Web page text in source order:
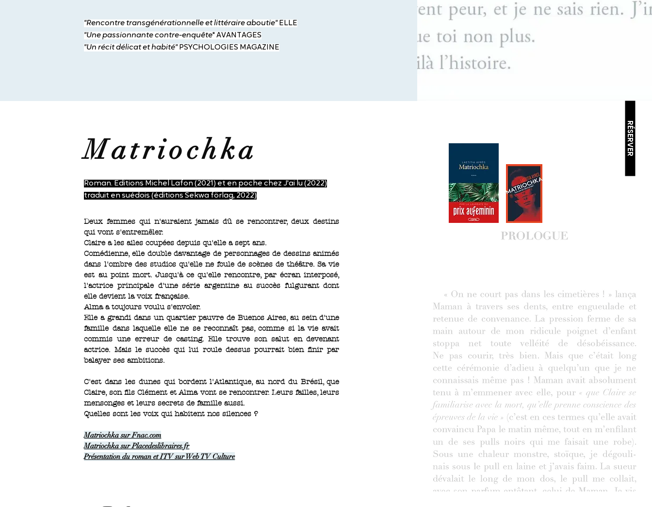
RÉSERVER
"Rencontre transgénérationnelle et littéraire aboutie"ELLE
"Une passionnante contre-enquête" AVANTAGES
"Un récit délicat et habité"PSYCHOLOGIES MAGAZINE
Matriochka
Roman. Éditions Michel Lafon (2021) et en poche chez J'ai lu (2022)
traduit en suédois (éditions Sekwa förlag, 2022)
Deux femmes qui n'auraient jamais dû se rencontrer, deux destins
qui vont s'entremêler.
Claire a les ailes coupées depuis qu'elle a sept ans.
Comédienne, elle double davantage de personnages de dessins animés
dans l'ombre des studios qu'elle ne foule de scènes de théâtre. Sa vie
est au point mort. Jusqu'à ce qu'elle rencontre, par écran interposé,
l'actrice principale d'une série argentine au succès fulgurant dont
elle devient la voix française.
Alma a toujours voulu s'envoler.
Elle a grandi dans un quartier pauvre de Buenos Aires, au sein d'une
famille dans laquelle elle ne se reconnaît pas, comme si la vie avait
commis une erreur de casting. Elle trouve son salut en devenant
actrice. Mais le succès qui lui roule dessus pourrait bien finir par
balayer ses ambitions.
C'est dans les dunes qui bordent l'Atlantique, au nord du Brésil, que
Claire, son fils Clément et Alma vont se rencontrer. Leurs failles, leurs
mensonges et leurs secrets de famille aussi.
Quelles sont les voix qui habitent nos silences ?
Matriochka sur Fnac.com
Matriochka sur Placedeslibraires.fr
Présentation du roman et ITV sur Web TV Culture